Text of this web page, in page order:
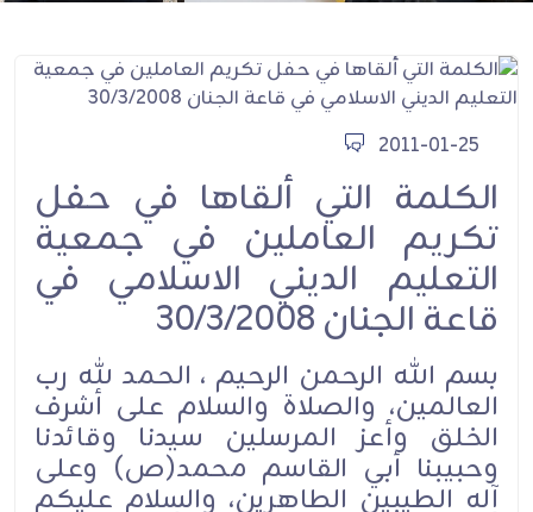
2011-01-25
الكلمة التي ألقاها في حفل
تكريم العاملين في جمعية
التعليم الديني الاسلامي في
قاعة الجنان 30/3/2008
بسم الله الرحمن الرحيم ، الحمد لله رب
العالمين، والصلاة والسلام على أشرف
الخلق وأعز المرسلين سيدنا وقائدنا
وحبيبنا أبي القاسم محمد(ص) وعلى
آله الطيبين الطاهرين، والسلام عليكم